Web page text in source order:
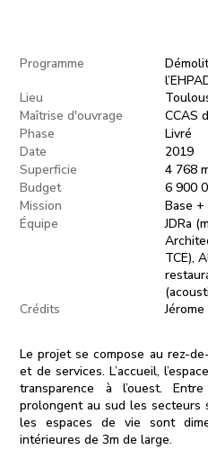
Programme
Lieu
Maîtrise d'ouvrage
CCAS
Phase
Livré
Date
2019
Superficie
4 768
Budget
6 900
Mission
Base
Équipe
JDRa
TCE),
Crédits
Le projet se compose au rez-
et de services. L’accueil,
transparence à l’ouest.
prolongent au sud les secteurs
les espaces de vie sont
intérieures de 3m de large.